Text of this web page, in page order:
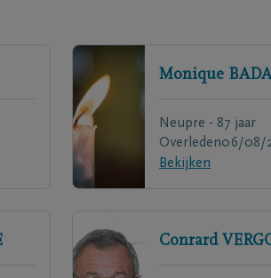
Monique
Neupre - 87 jaar
Overleden06/08/
Bekijken
Conrard